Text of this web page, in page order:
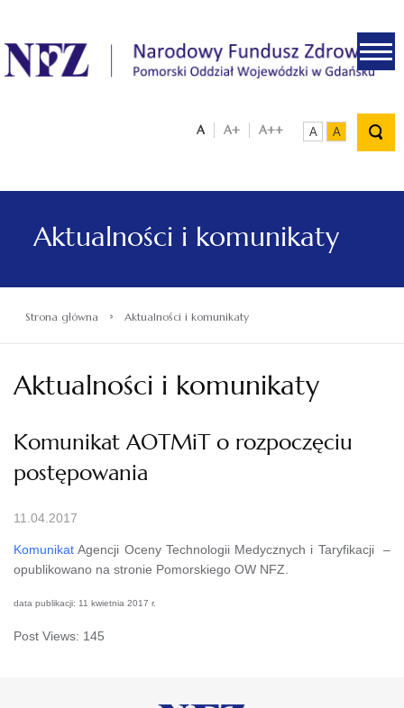
.
A A+ A++ A A
Aktualności i komunikaty
Strona główna › Aktualności i komunikaty
Aktualności i komunikaty
Komunikat AOTMiT o rozpoczęciu
postępowania
11.04.2017
Komunikat Agencji Oceny Technologii Medycznych i Taryfikacji –
opublikowano na stronie Pomorskiego OW NFZ.
data publikacji: 11 kwietnia 2017 r.
Post Views: 145